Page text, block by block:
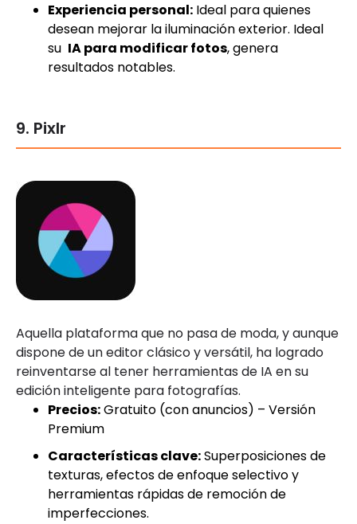
Experiencia personal: Ideal para quienes
desean mejorar la iluminación exterior. Ideal
su IA para modificar fotos, genera
resultados notables.
9. Pixlr
Aquella plataforma que no pasa de moda, y aunque
dispone de un editor clásico y versátil, ha logrado
reinventarse al tener herramientas de IA en su
edición inteligente para fotografías.
Precios:Gratuito (con anuncios) – Versión
Premium
Características clave:Superposiciones de
texturas, efectos de enfoque selectivo y
herramientas rápidas de remoción de
imperfecciones.